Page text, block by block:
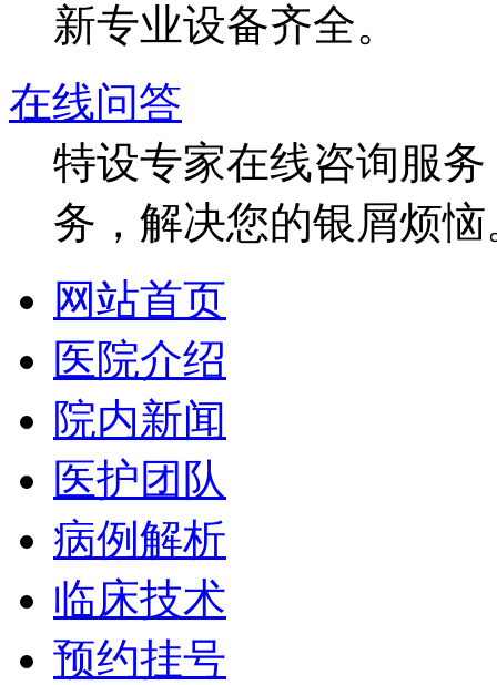
新专业设备齐全。
在线问答
特设专家在线咨询服
务，解决您的银屑烦恼
网站首页
医院介绍
院内新闻
医护团队
病例解析
临床技术
预约挂号